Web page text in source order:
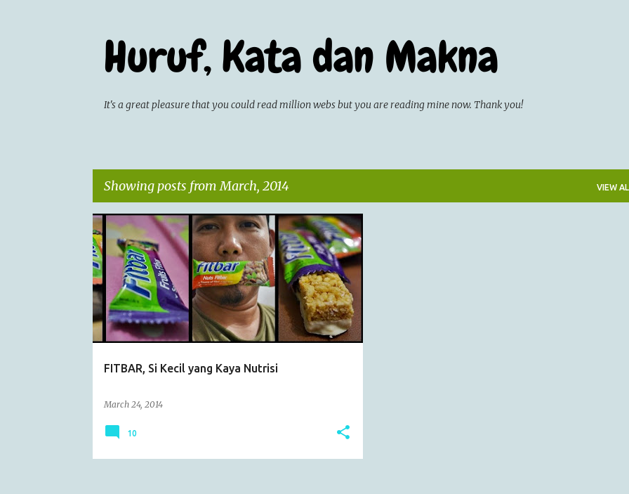
Huruf, Kata dan Makna
It's a great pleasure that you could read million webs but you are reading mine now. Thank you!
Showing posts from March, 2014 VIEW
P
o
s
t
s
FITBAR, Si Kecil yang Kaya Nutrisi
March 24, 2014
ARTICLE CATATAN HARIAN
10